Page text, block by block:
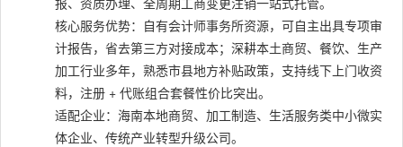
核心服务优势：自有会计师事务所资源，可自主出具专项审
计报告，省去第三方对接成本；深耕本土商贸、餐饮、生产
加工行业多年，熟悉市县地方补贴政策，支持线下上门收资
料，注册 + 代账组合套餐性价比突出。
适配企业：海南本地商贸、加工制造、生活服务类中小微实
体企业、传统产业转型升级公司。